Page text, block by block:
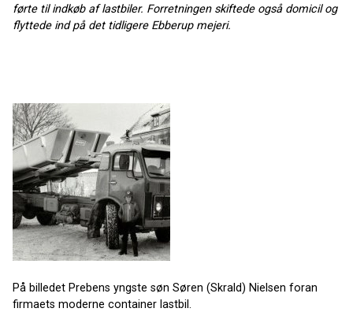
førte til indkøb af lastbiler. Forretningen skiftede også domicil og
flyttede ind på det tidligere Ebberup mejeri.
På billedet Prebens yngste søn Søren (Skrald) Nielsen foran
firmaets moderne container lastbil.